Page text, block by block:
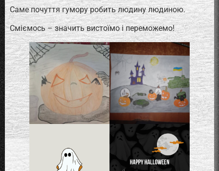
Саме почуття гумору робить людину людиною.
Сміємось – значить вистоїмо і переможемо!